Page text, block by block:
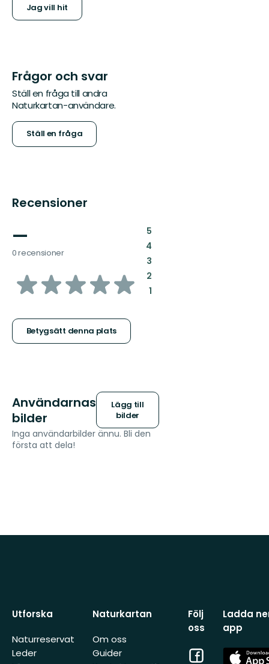
Jag vill hit
Frågor och svar
Ställ en fråga till andra
Naturkartan-användare.
Ställ en fråga
Recensioner
—
0 recensioner
av
stjärnor
Betygsätt denna plats
5:
4:
3:
2:
1:
Användarnas
bilder
Lägg till
bilder
Inga användarbilder ännu. Bli den
första att dela!
Utforska
Naturreservat
Leder
Naturkartan
Om oss
Guider
Följ
oss
Facebook
Ladda
app
App